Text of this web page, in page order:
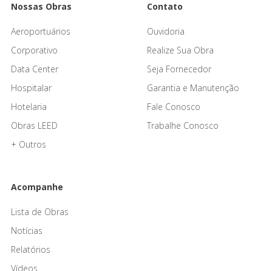
Nossas Obras
Aeroportuários
Corporativo
Data Center
Hospitalar
Hotelaria
Obras LEED
+ Outros
Contato
Ouvidoria
Realize Sua Obra
Seja Fornecedor
Garantia e Manutenção
Fale Conosco
Trabalhe Conosco
Acompanhe
Lista de Obras
Notícias
Relatórios
Vídeos